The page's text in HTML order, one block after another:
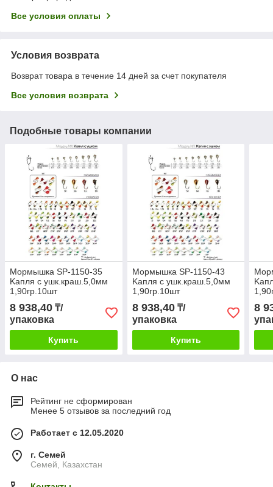
Все условия оплаты
Условия возврата
Возврат товара в течение 14 дней за счет покупателя
Все условия возврата
Подобные товары компании
Мормышка SP-1150-35
Kапля с ушк.краш.5,0мм
1,90гр.10шт
8 938,40 ₸/
упаковка
Купить
Мормышка SP-1150-43
Kапля с ушк.краш.5,0мм
1,90гр.10шт
8 938,40₸/
упаковка
Купить
8
О нас
Рейтинг не сформирован
Менее 5 отзывов за последний год
Работает с 12.05.2020
г. Семей
Семей, Казахстан